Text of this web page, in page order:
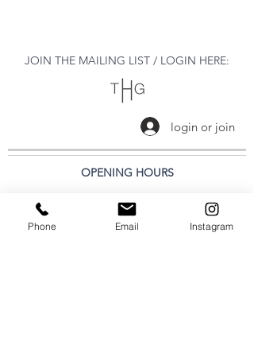
JOIN THE MAILING LIST / LOGIN HERE:
login or join
OPENING HOURS
THURSDAY to MONDAY
11:00 AM - 6:00 PM
Phone Email Instagram